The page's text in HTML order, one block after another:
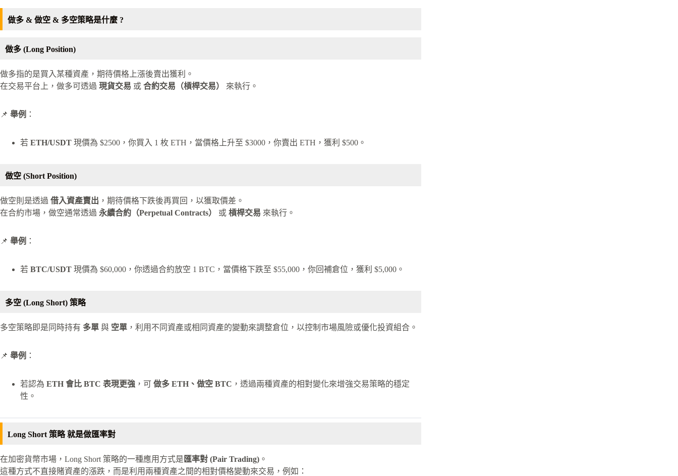
做多 & 做空 & 多空策略是什麼 ?
做多 (Long Position)
做多指的是買入某種資產，期待價格上漲後賣出獲利。
在交易平台上，做多可透過 現貨交易 或 合約交易（槓桿交易） 來執行。
📌 舉例 ：
若 ETH/USDT 現價為 $2500，你買入 1 枚 ETH，當價格上升至 $3000，你賣出 ETH，獲利 $500。
做空 (Short Position)
做空則是透過 借入資產賣出 ，期待價格下跌後再買回，以獲取價差。
在合約市場，做空通常透過 永續合約（Perpetual Contracts） 或 槓桿交易 來執行。
📌 舉例 ：
若 BTC/USDT 現價為 $60,000，你透過合約放空 1 BTC，當價格下跌至 $55,000，你回補倉位，獲利 $5,000。
多空 (Long Short) 策略
多空策略即是同時持有 多單 與 空單 ，利用不同資產或相同資產的變動來調整倉位，以控制市場風險或優化投資組合。
📌 舉例 ：
若認為 ETH 會比 BTC 表現更強 ，可 做多 ETH、做空 BTC ，透過兩種資產的相對變化來增強交易策略的穩定
性。
Long Short 策略 就是做匯率對
在加密貨幣市場，Long Short 策略的一種應用方式是 匯率對 (Pair Trading) 。
這種方式不直接賭資產的漲跌，而是利用兩種資產之間的相對價格變動來交易，例如：